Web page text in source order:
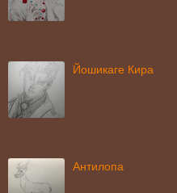
Йошикаге Кира
Антилопа